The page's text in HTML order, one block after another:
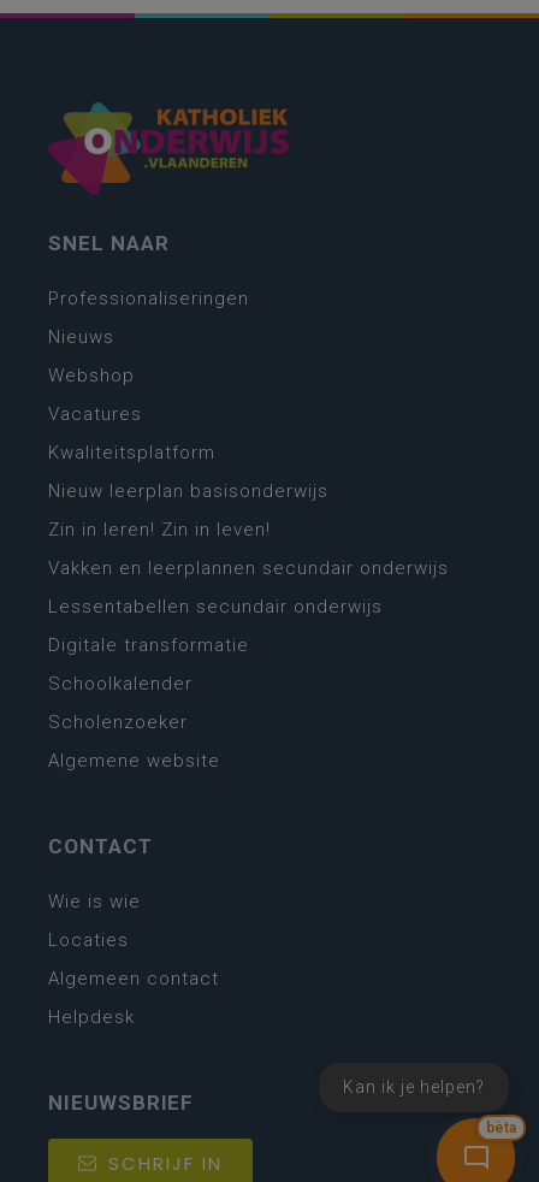
bèta
Kan ik je helpen?
SNEL NAAR
Professionaliseringen
Nieuws
Webshop
Vacatures
Kwaliteitsplatform
Nieuw leerplan basisonderwijs
Zin in leren! Zin in leven!
Vakken en leerplannen secundair onderwijs
Lessentabellen secundair onderwijs
Digitale transformatie
Schoolkalender
Scholenzoeker
Algemene website
CONTACT
Wie is wie
Locaties
Algemeen contact
Helpdesk
NIEUWSBRIEF
SCHRIJF IN